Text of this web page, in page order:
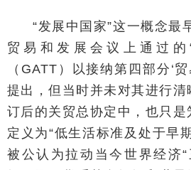
“发展中国家”这一概念最
贸易和发展会议上通过
（GATT）以接纳第四部分‘
提出，但当时并未对其进行
订后的关贸总协定中，也只
定义为“低生活标准及处于早
被公认为拉动当今世界经济